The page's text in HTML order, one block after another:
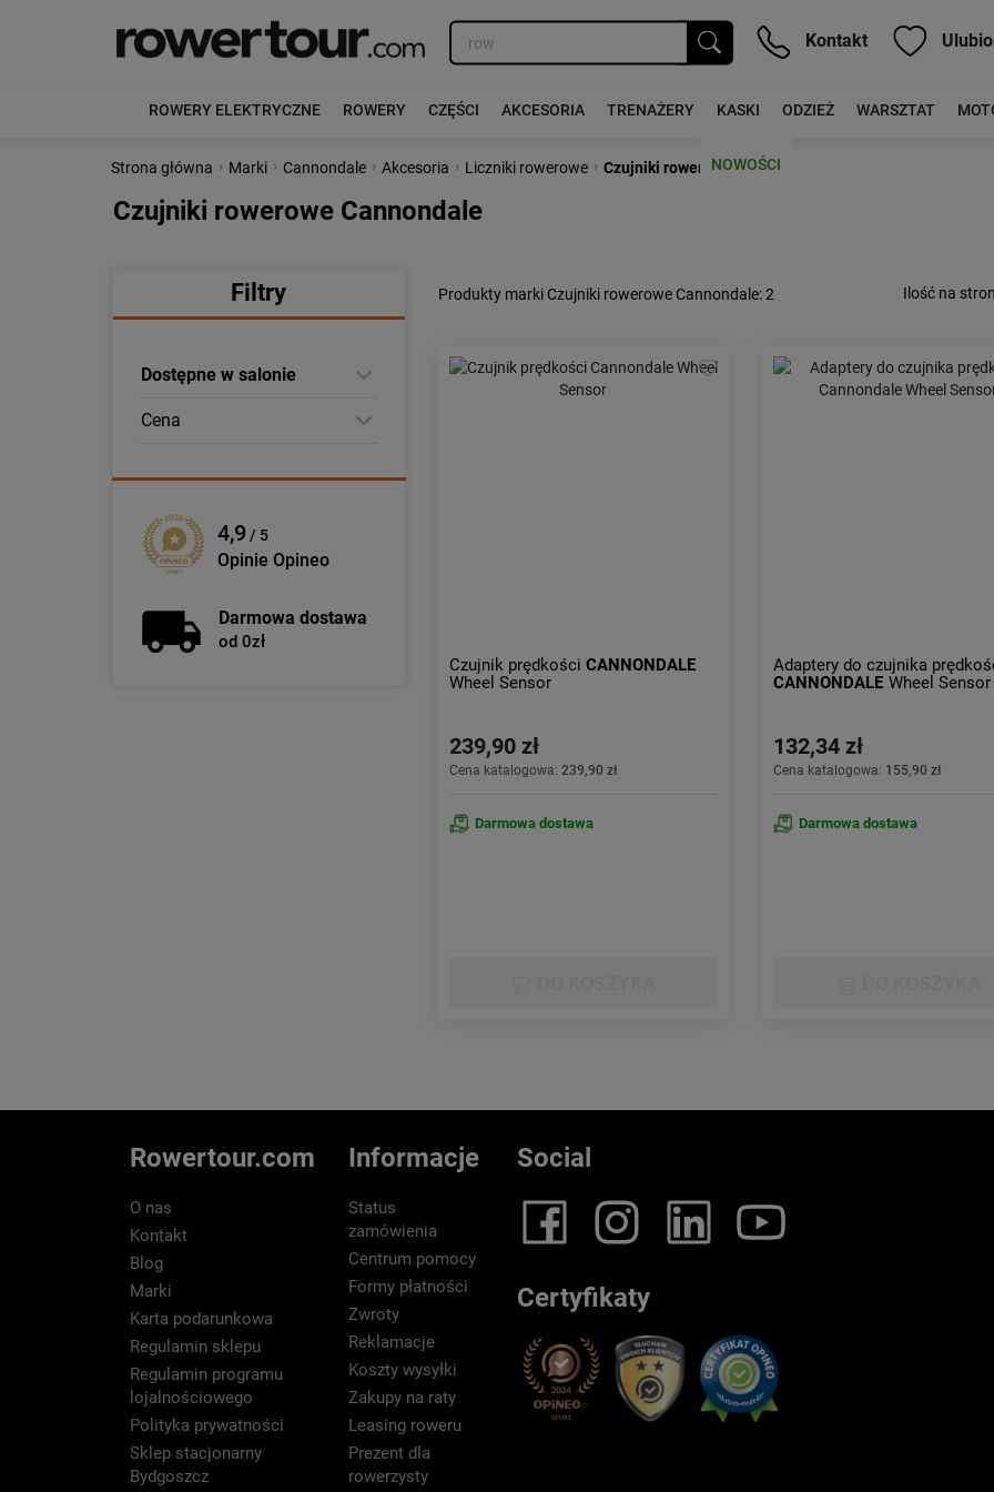
Kontakt
ROWERY ELEKTRYCZNE ROWERY CZĘŚCI AKCESORIA TRENAŻERY KASKI ODZIEŻ WARSZTAT
NOWOŚCI
Strona główna › Marki › Cannondale › Akcesoria › Liczniki rowerowe › Czujniki rowerowe
Czujniki rowerowe Cannondale
Ilość na
Filtry
Dostępne w salonie
Cena
4,9 / 5
Opinie Opineo
Darmowa dostawa
od 0zł
Produkty marki Czujniki rowerowe Cannondale: 2
Czujnik prędkości CANNONDALE
Wheel Sensor
239,90 zł
Cena katalogowa: 239,90 zł
Darmowa dostawa
Adaptery do czujnika
CANNONDALE Wheel Sensor
132,34 zł
Cena katalogowa: 155,90 zł
Darmowa dostawa
Rowertour.com
O nas
Kontakt
Blog
Marki
Karta podarunkowa
Regulamin sklepu
Regulamin programu
lojalnościowego
Polityka prywatności
Sklep stacjonarny
Bydgoszcz
Informacje
Status
zamówienia
Centrum pomocy
Formy płatności
Zwroty
Reklamacje
Koszty wysyłki
Zakupy na raty
Leasing roweru
Prezent dla
rowerzysty
Social
Certyfikaty